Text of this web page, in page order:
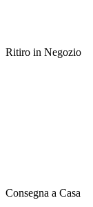
Ritiro in Negozio
Consegna a Casa